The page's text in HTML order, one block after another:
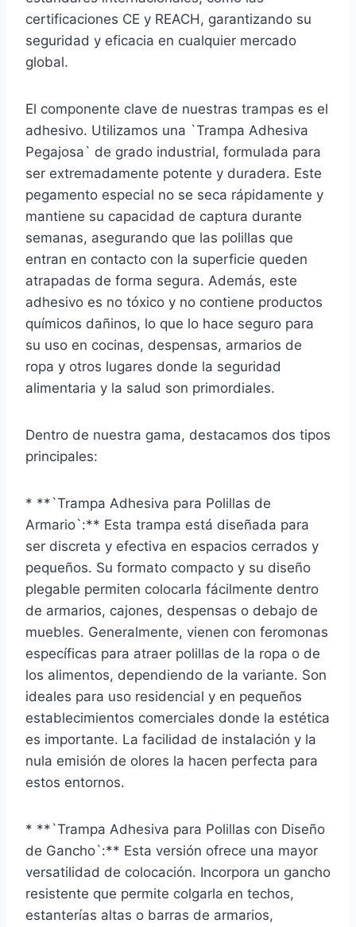
certificaciones CE y REACH, garantizando su
seguridad y eficacia en cualquier mercado
global.
El componente clave de nuestras trampas es el
adhesivo. Utilizamos una `Trampa Adhesiva
Pegajosa` de grado industrial, formulada para
ser extremadamente potente y duradera. Este
pegamento especial no se seca rápidamente y
mantiene su capacidad de captura durante
semanas, asegurando que las polillas que
entran en contacto con la superficie queden
atrapadas de forma segura. Además, este
adhesivo es no tóxico y no contiene productos
químicos dañinos, lo que lo hace seguro para
su uso en cocinas, despensas, armarios de
ropa y otros lugares donde la seguridad
alimentaria y la salud son primordiales.
Dentro de nuestra gama, destacamos dos tipos
principales:
* **`Trampa Adhesiva para Polillas de
Armario`:** Esta trampa está diseñada para
ser discreta y efectiva en espacios cerrados y
pequeños. Su formato compacto y su diseño
plegable permiten colocarla fácilmente dentro
de armarios, cajones, despensas o debajo de
muebles. Generalmente, vienen con feromonas
específicas para atraer polillas de la ropa o de
los alimentos, dependiendo de la variante. Son
ideales para uso residencial y en pequeños
establecimientos comerciales donde la estética
es importante. La facilidad de instalación y la
nula emisión de olores la hacen perfecta para
estos entornos.
* **`Trampa Adhesiva para Polillas con Diseño
de Gancho`:** Esta versión ofrece una mayor
versatilidad de colocación. Incorpora un gancho
resistente que permite colgarla en techos,
estanterías altas o barras de armarios,